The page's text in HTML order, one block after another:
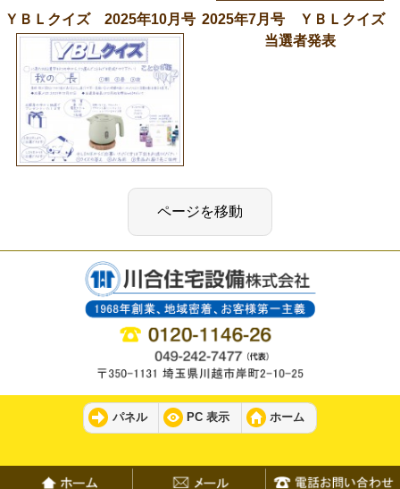
ＹＢＬクイズ 2025年10月号 2025年7月号 ＹＢＬクイズ
当選者発表
パネル PC 表示 ホーム